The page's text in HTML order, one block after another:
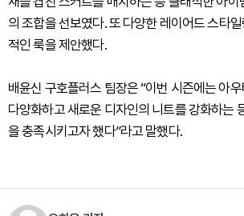
의 조합을 선보였다. 또 다양한 레이어드 스타
적인 룩을 제안했다.
배윤신 구호플러스 팀장은 “이번 시즌에는 아
다양화하고 새로운 디자인의 니트를 강화하는
을 충족시키고자 했다”라고 말했다.